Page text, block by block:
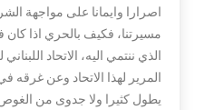
اصرارا وايمانا على مواجهة
مسيرتنا، فكيف بالحري اذا كان
الذي ننتمي اليه، الاتحاد
المرير لهذا الاتحاد وعن غرقه
يطول كثيرا ولا جدوى من الغوص